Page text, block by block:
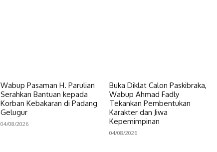
Wabup Pasaman H. Parulian
Serahkan Bantuan kepada
Korban Kebakaran di Padang
Gelugur
04/08/2026
Buka Diklat Calon Paskibraka,
Wabup Ahmad Fadly
Tekankan Pembentukan
Karakter dan Jiwa
Kepemimpinan
04/08/2026